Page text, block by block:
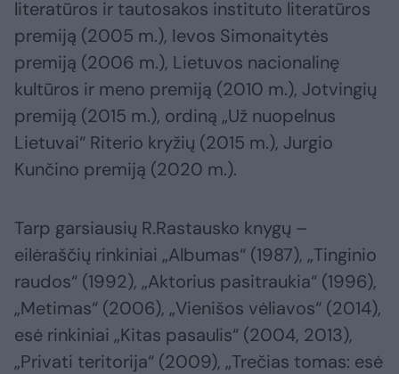
literatūros ir tautosakos instituto literatūros
premiją (2005 m.), Ievos Simonaitytės
premiją (2006 m.), Lietuvos nacionalinę
kultūros ir meno premiją (2010 m.), Jotvingių
premiją (2015 m.), ordiną „Už nuopelnus
Lietuvai“ Riterio kryžių (2015 m.), Jurgio
Kunčino premiją (2020 m.).
Tarp garsiausių R.Rastausko knygų –
eilėraščių rinkiniai „Albumas“ (1987), „Tinginio
raudos“ (1992), „Aktorius pasitraukia“ (1996),
„Metimas“ (2006), „Vienišos vėliavos“ (2014),
esė rinkiniai „Kitas pasaulis“ (2004, 2013),
„Privati teritorija“ (2009), „Trečias tomas: esė